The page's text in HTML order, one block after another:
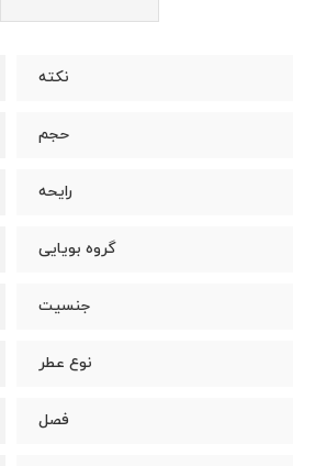
نكته
حجم
رايحه
گروه بويايى
جنسيت
نوع عطر
فصل